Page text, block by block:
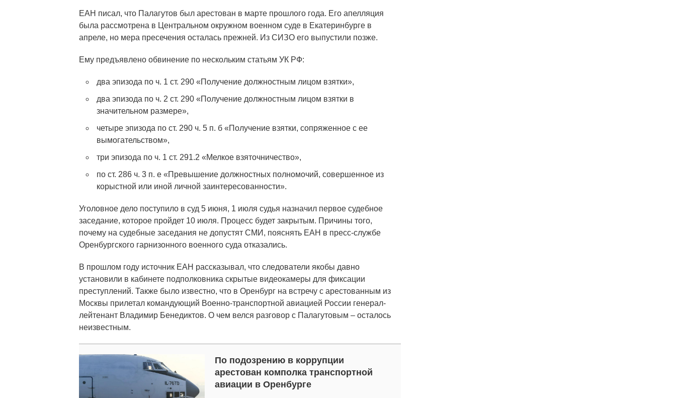
ЕАН писал, что Палагутов был арестован в марте прошлого года. Его апелляция
была рассмотрена в Центральном окружном военном суде в Екатеринбурге в
апреле, но мера пресечения осталась прежней. Из СИЗО его выпустили позже.
Ему предъявлено обвинение по нескольким статьям УК РФ:
два эпизода по ч. 1 ст. 290 «Получение должностным лицом взятки»,
два эпизода по ч. 2 ст. 290 «Получение должностным лицом взятки в
значительном размере»,
четыре эпизода по ст. 290 ч. 5 п. б «Получение взятки, сопряженное с ее
вымогательством»,
три эпизода по ч. 1 ст. 291.2 «Мелкое взяточничество»,
по ст. 286 ч. 3 п. е «Превышение должностных полномочий, совершенное из
корыстной или иной личной заинтересованности».
Уголовное дело поступило в суд 5 июня, 1 июля судья назначил первое судебное
заседание, которое пройдет 10 июля. Процесс будет закрытым. Причины того,
почему на судебные заседания не допустят СМИ, пояснять ЕАН в пресс-службе
Оренбургского гарнизонного военного суда отказались.
В прошлом году источник ЕАН рассказывал, что следователи якобы давно
установили в кабинете подполковника скрытые видеокамеры для фиксации
преступлений. Также было известно, что в Оренбург на встречу с арестованным из
Москвы прилетал командующий Военно-транспортной авиацией России генерал-
лейтенант Владимир Бенедиктов. О чем велся разговор с Палагутовым – осталось
неизвестным.
По подозрению в коррупции
арестован комполка транспортной
авиации в Оренбурге